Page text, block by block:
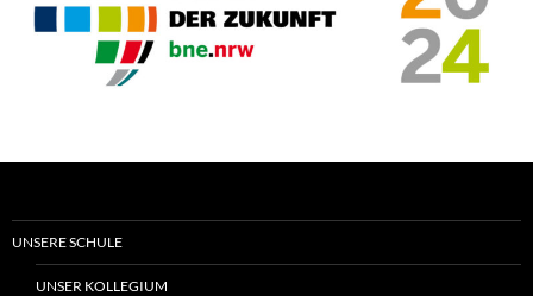
UNSERE SCHULE
UNSER KOLLEGIUM